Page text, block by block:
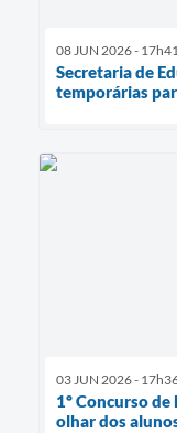
08 JUN 2026 -
Secretaria de
temporárias
03 JUN 2026 -
1º Concurso de
olhar dos